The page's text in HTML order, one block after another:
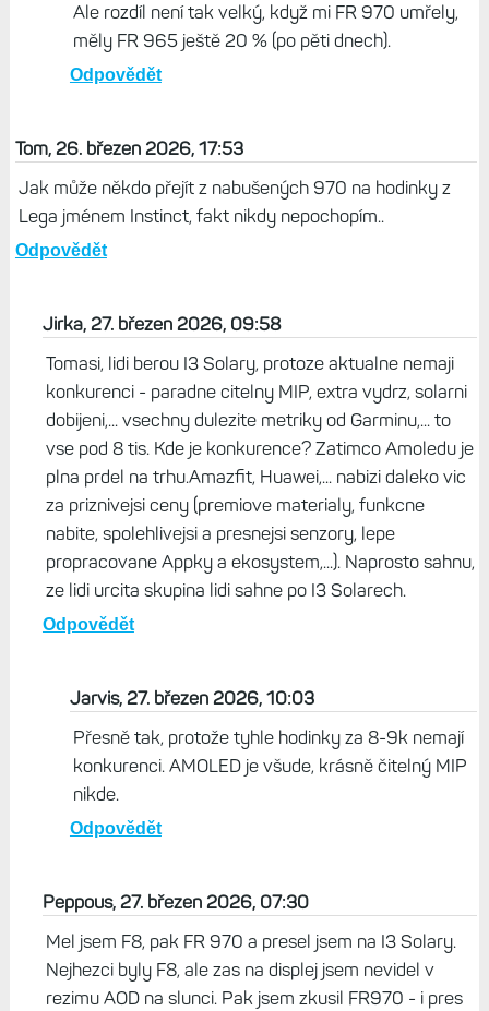
Ale rozdíl není tak velký, když mi FR 970 umřely,
měly FR 965 ještě 20 % (po pěti dnech).
Odpovědět
Tom, 26. březen 2026, 17:53
Jak může někdo přejít z nabušených 970 na hodinky z
Lega jménem Instinct, fakt nikdy nepochopím..
Odpovědět
Jirka, 27. březen 2026, 09:58
Tomasi, lidi berou I3 Solary, protoze aktualne nemaji
konkurenci - paradne citelny MIP, extra vydrz, solarni
dobijeni,... vsechny dulezite metriky od Garminu,... to
vse pod 8 tis. Kde je konkurence? Zatimco Amoledu je
plna prdel na trhu.Amazfit, Huawei,... nabizi daleko vic
za priznivejsi ceny (premiove materialy, funkcne
nabite, spolehlivejsi a presnejsi senzory, lepe
propracovane Appky a ekosystem,...). Naprosto sahnu,
ze lidi urcita skupina lidi sahne po I3 Solarech.
Odpovědět
Jarvis, 27. březen 2026, 10:03
Přesně tak, protože tyhle hodinky za 8-9k nemají
konkurenci. AMOLED je všude, krásně čitelný MIP
nikde.
Odpovědět
Peppous, 27. březen 2026, 07:30
Mel jsem F8, pak FR 970 a presel jsem na I3 Solary.
Nejhezci byly F8, ale zas na displej jsem nevidel v
rezimu AOD na slunci. Pak jsem zkusil FR970 - i pres